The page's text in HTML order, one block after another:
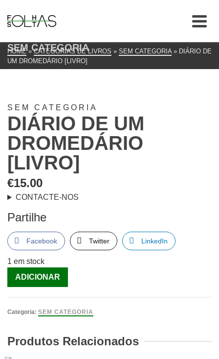
SEM CATEGORIA
HOME » CATEGORIAS DE LIVROS » SEM CATEGORIA » DIÁRIO DE
UM DROMEDÁRIO [LIVRO]
SEM CATEGORIA
DIÁRIO DE UM
DROMEDÁRIO
[LIVRO]
€15.00
CONTACTE-NOS
Partilhe
Facebook Twitter LinkedIn
1 em stock
Quantidade
de
DE
[Livro]
ADICIONAR
Categoria: SEM CATEGORIA
Produtos Relacionados